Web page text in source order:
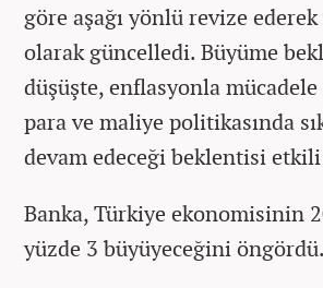
göre aşağı yönlü revize
olarak güncelledi. Büyüme
düşüşte, enflasyonla mücadele
para ve maliye politikasında
devam edeceği beklentisi
Banka, Türkiye ekonomisinin
yüzde 3 büyüyeceğini öngördü.